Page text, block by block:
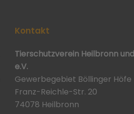
Kontakt
Tierschutzverein Heilbronn
e.V.
Gewerbegebiet Böllinger Höfe
Franz-Reichle-Str. 20
74078 Heilbronn